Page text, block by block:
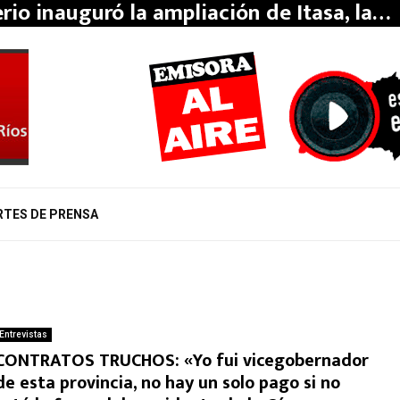
inauguró la ampliación de Itasa, la…
DE PRENSA
Entrevistas
TRUCHOS: «Yo fui vicegobernador
esta provincia, no hay un solo pago si no